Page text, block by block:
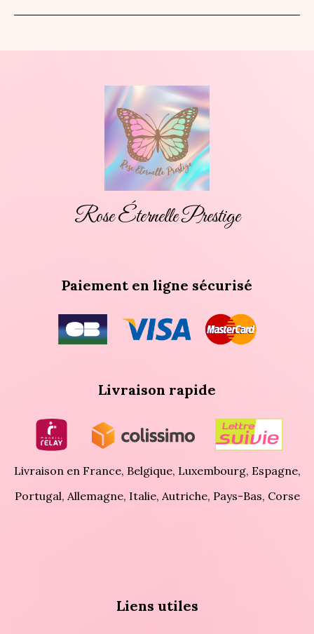
Rose Éternelle Prestige
Paiement en ligne sécurisé
Livraison rapide
Livraison en France, Belgique, Luxembourg, Espagne,
Portugal, Allemagne, Italie, Autriche, Pays-Bas, Corse
Liens utiles